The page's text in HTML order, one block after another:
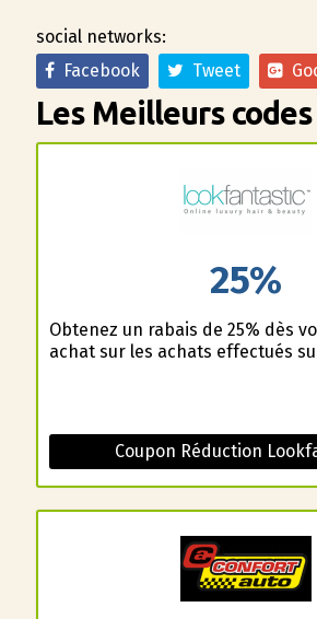
social networks:
Facebook
Tweet
Les Meilleurs
25%
Obtenez un rabais de 25% dès
achat sur les achats effectués
Coupon Réduction